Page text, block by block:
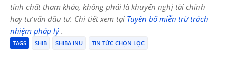
tính chất tham khảo, không phải là khuyến nghị tài chính
hay tư vấn đầu tư. Chi tiết xem tại Tuyên bố miễn trừ trách
nhiệm pháp lý.
TAGS SHIB SHIBA INU TIN TỨC CHỌN LỌC